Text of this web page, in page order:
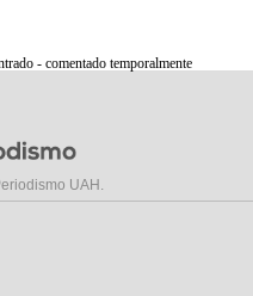
- comentado temporalmente
UAH.